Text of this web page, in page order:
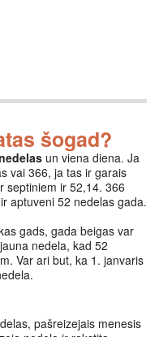
šogad?
un viena diena. Ja
vai 366, ja tas ir garais
septiniem ir 52,14. 366
aptuveni 52 nedelas gada.
gads, gada beigas var
nedela, kad 52
Var ari but, ka 1. janvaris
pašreizejais menesis